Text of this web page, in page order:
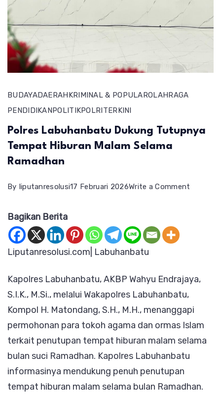
BUDAYADAERAH KRIMINAL & POPULAROLAHRAGA
PENDIDIKAN POLITIKPOLRI TERKINI
Polres Labuhanbatu Dukung Tutupnya
Tempat Hiburan Malam Selama
Ramadhan
By liputanresolusi17 Februari 2026Write a Comment
Hiburan
Selama
Bagikan Berita
Liputanresolusi.com| Labuhanbatu
Kapolres Labuhanbatu, AKBP Wahyu Endrajaya,
S.I.K., M.Si., melalui Wakapolres Labuhanbatu,
Kompol H. Matondang, S.H., M.H., menanggapi
permohonan para tokoh agama dan ormas Islam
terkait penutupan tempat hiburan malam selama
bulan suci Ramadhan. Kapolres Labuhanbatu
informasinya mendukung penuh penutupan
tempat hiburan malam selama bulan Ramadhan.